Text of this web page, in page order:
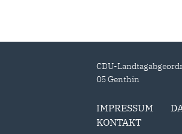
CDU-
05 Genthin
IMPRESSUM
KONTAKT